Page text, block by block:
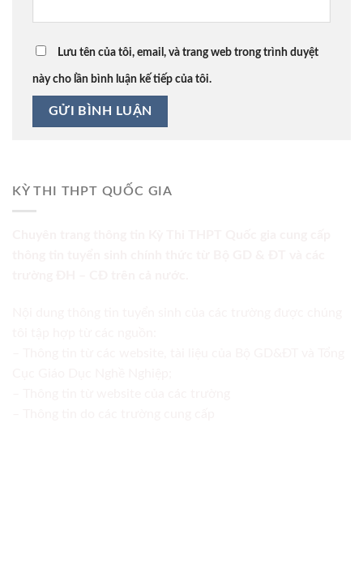
Lưu tên của tôi, email, và trang web trong trình duyệt
này cho lần bình luận kế tiếp của tôi.
KỲ THI THPT QUỐC GIA